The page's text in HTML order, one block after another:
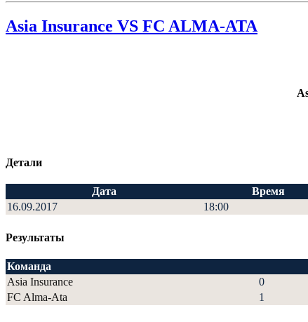
Asia Insurance VS FC ALMA-ATA
Детали
Дата Время
16.09.2017
18:00
Результаты
Команда
Asia Insurance
0
FC Alma-Ata
1